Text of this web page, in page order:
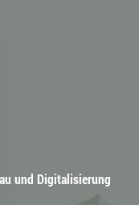
und Digitalisierung